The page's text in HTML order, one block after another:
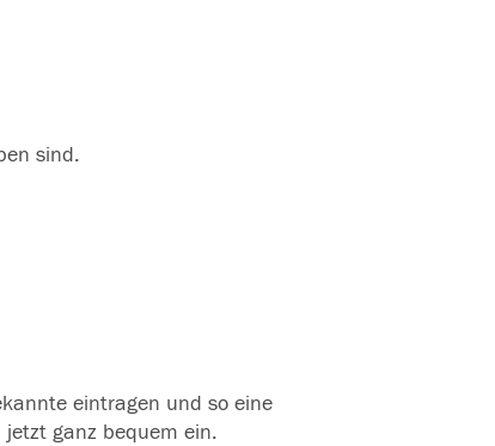
sind.
eintragen und so eine
ganz bequem ein.